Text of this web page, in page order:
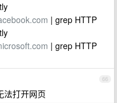
| grep HTTP
| grep HTTP
66
法打开网页